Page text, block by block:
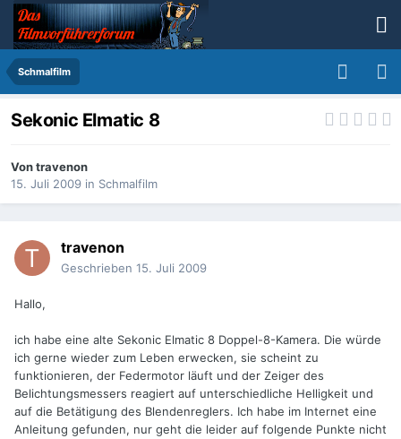
Schmalfilm
Sekonic Elmatic 8
Vontravenon
15. Juli 2009 in Schmalfilm
travenon
Geschrieben 15. Juli 2009
Hallo,
ich habe eine alte Sekonic Elmatic 8 Doppel-8-Kamera. Die würde
ich gerne wieder zum Leben erwecken, sie scheint zu
funktionieren, der Federmotor läuft und der Zeiger des
Belichtungsmessers reagiert auf unterschiedliche Helligkeit und
auf die Betätigung des Blendenreglers. Ich habe im Internet eine
Anleitung gefunden, nur geht die leider auf folgende Punkte nicht